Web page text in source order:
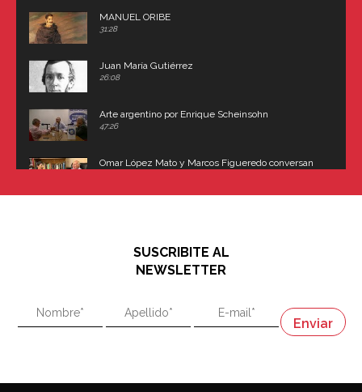
MANUEL ORIBE
31:28
Juan María Gutiérrez
26:08
Arte argentino por Enrique Scheinsohn
47:26
Omar López Mato y Marcos Figueredo conversan
"En política, la estupidez no es una desventaja"
"En política, la estupidez no es una desventaja"
Napoleón
SUSCRIBITE AL
NEWSLETTER